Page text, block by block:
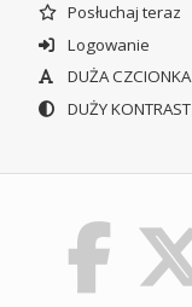
Posłuchaj teraz
Logowanie
DUŻA CZCIONKA
DUŻY KONTRAST